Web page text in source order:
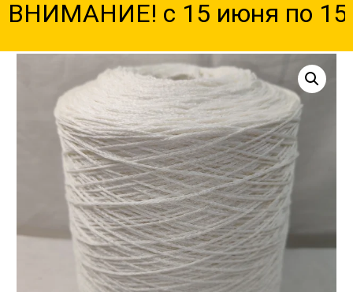
с 15 июня по 15